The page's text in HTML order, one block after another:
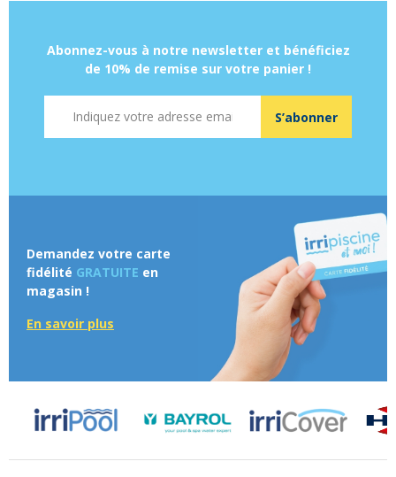
Abonnez-vous à notre newsletter et bénéficiez
de 10% de remise sur votre panier !
S’abonner
Demandez votre carte
fidélité GRATUITE en
magasin !
En savoir plus